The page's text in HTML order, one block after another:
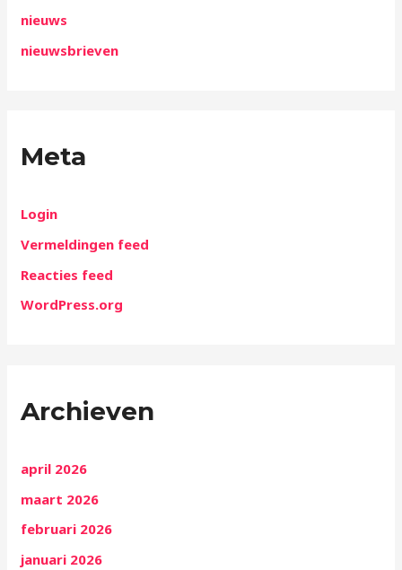
nieuws
nieuwsbrieven
Meta
Login
Vermeldingen feed
Reacties feed
WordPress.org
Archieven
april 2026
maart 2026
februari 2026
januari 2026